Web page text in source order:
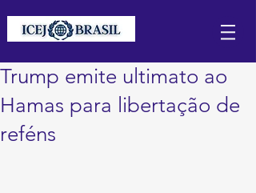
Trump emite ultimato ao
Hamas para libertação de
reféns